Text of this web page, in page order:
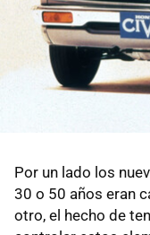
Por un lado los
30 o 50 años eran
otro, el hecho de